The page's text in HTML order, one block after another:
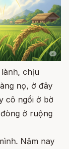
chịu
nọ, ở đây
cô ngồi ở bờ
ở ruộng
Năm nay